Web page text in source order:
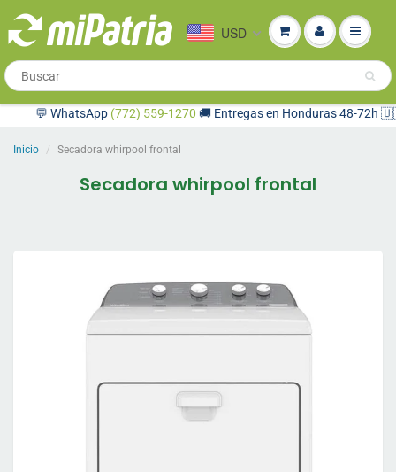
USD
💬 WhatsApp(772) 559-1270🚚 Entregas en Honduras 48-72h 🇺🇸
Inicio Secadora whirpool frontal
Secadora whirpool frontal